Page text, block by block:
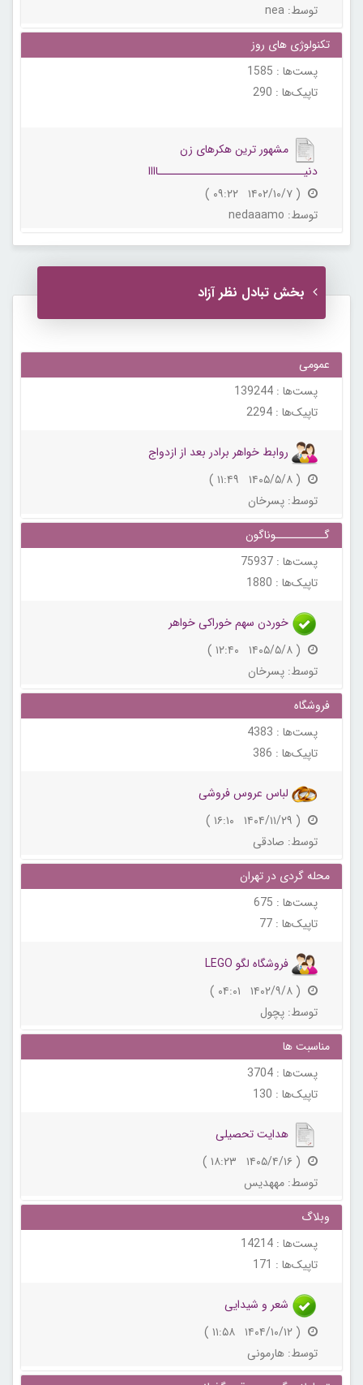
توسط: nea
تکنولوژی های روز
پست‌ها : 1585
تاپیک‌ها : 290
مشهور ترین هکرهای زن
دنیــــــــــــــــــــــــــــــاااا
( ۱۴۰۲/۱۰/۷ ۰۹:۲۲ )
توسط: nedaaamo
بخش تبادل نظر آزاد
عمومی
پست‌ها : 139244
تاپیک‌ها : 2294
روابط خواهر برادر بعد از ازدواج
( ۱۴۰۵/۵/۸ ۱۱:۴۹ )
توسط: پسرخان
گــــــــــوناگون
پست‌ها : 75937
تاپیک‌ها : 1880
خوردن سهم خوراکی خواهر
( ۱۴۰۵/۵/۸ ۱۲:۴۰ )
توسط: پسرخان
فروشگاه
پست‌ها : 4383
تاپیک‌ها : 386
لباس عروس فروشی
( ۱۴۰۴/۱۱/۲۹ ۱۶:۱۰ )
توسط: صادقی
محله گردی در تهران
پست‌ها : 675
تاپیک‌ها : 77
فروشگاه لگو LEGO
( ۱۴۰۲/۹/۸ ۰۴:۰۱ )
توسط: پچول
مناسبت ها
پست‌ها : 3704
تاپیک‌ها : 130
هدایت تحصیلی
( ۱۴۰۵/۴/۱۶ ۱۸:۲۳ )
توسط: مههدیس
وبلاگ
پست‌ها : 14214
تاپیک‌ها : 171
شعر و شیدایی
( ۱۴۰۴/۱۰/۱۲ ۱۱:۵۸ )
توسط: هارمونی